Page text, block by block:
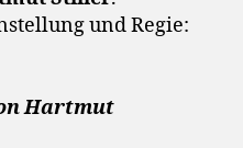
und Regie:
Hartmut